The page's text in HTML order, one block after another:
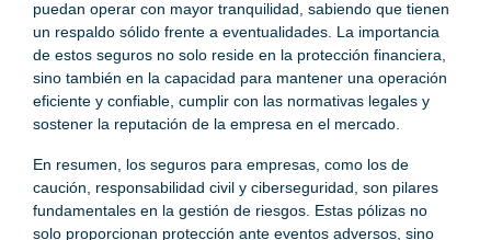
puedan operar con mayor tranquilidad, sabiendo que tienen
un respaldo sólido frente a eventualidades. La importancia
de estos seguros no solo reside en la protección financiera,
sino también en la capacidad para mantener una operación
eficiente y confiable, cumplir con las normativas legales y
sostener la reputación de la empresa en el mercado.
En resumen, los seguros para empresas, como los de
caución, responsabilidad civil y ciberseguridad, son pilares
fundamentales en la gestión de riesgos. Estas pólizas no
solo proporcionan protección ante eventos adversos, sino